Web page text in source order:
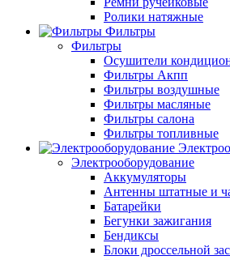
Ролики натяжные
Фильтры
Фильтры
Осушители
Фильтры Акпп
Фильтры воздушные
Фильтры масляные
Фильтры салона
Фильтры топливные
Электрооборудование
Аккумуляторы
Антенны штатные и
Батарейки
Бегунки зажигания
Бендиксы
Блоки дроссельной